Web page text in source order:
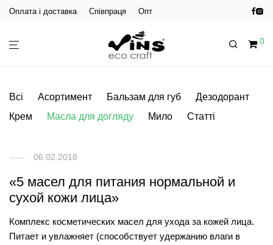
Оплата і доставка Співпраця Опт
0
Всі Асортимент Бальзам для губ
Дезодорант
Крем
Масла для догляду Мило Статті
06.02.2018
«5 масел для питания нормальной и
сухой кожи лица»
Комплекс косметических масел для ухода за кожей лица.
Питает и увлажняет (способствует удержанию влаги в